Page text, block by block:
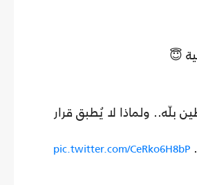
😇
بلّه.. ولماذا لا يُطبق قرار
pic.twitter.com/CeRko6H8bP